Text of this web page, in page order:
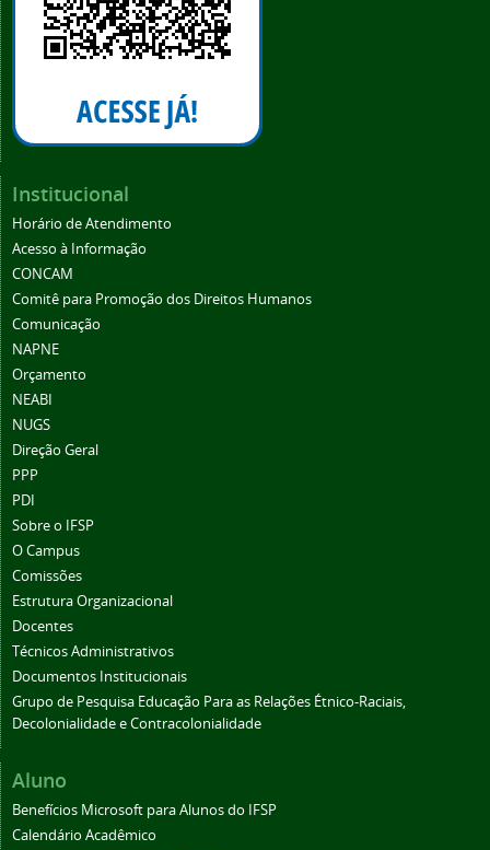
Institucional
Horário de Atendimento
Acesso à Informação
CONCAM
Comitê para Promoção dos Direitos Humanos
Comunicação
NAPNE
Orçamento
NEABI
NUGS
Direção Geral
PPP
PDI
Sobre o IFSP
O Campus
Comissões
Estrutura Organizacional
Docentes
Técnicos Administrativos
Documentos Institucionais
Grupo de Pesquisa Educação Para as Relações Étnico-Raciais,
Decolonialidade e Contracolonialidade
Aluno
Benefícios Microsoft para Alunos do IFSP
Calendário Acadêmico